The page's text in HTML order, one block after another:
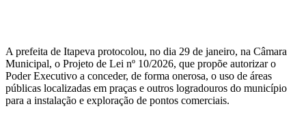
A prefeita de Itapeva protocolou, no dia 29 de janeiro, na Câmara
Municipal, o Projeto de Lei nº 10/2026, que propõe autorizar o
Poder Executivo a conceder, de forma onerosa, o uso de áreas
públicas localizadas em praças e outros logradouros do município
para a instalação e exploração de pontos comerciais.